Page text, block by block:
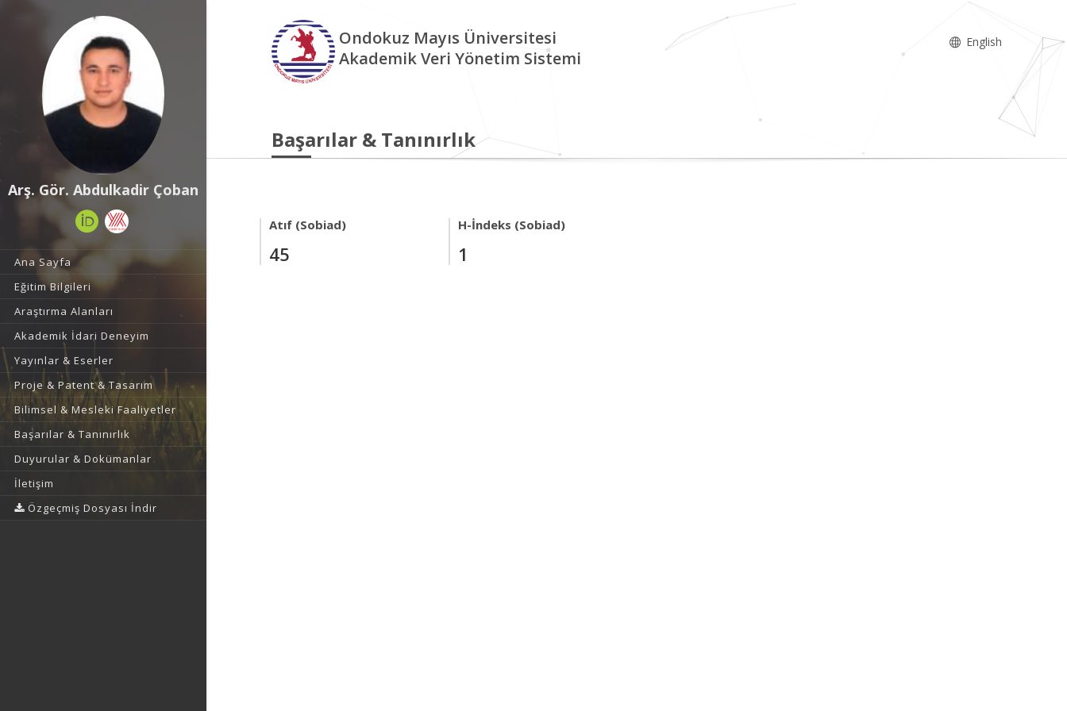
Arş. Gör. Abdulkadir Çoban
Ana Sayfa
Eğitim Bilgileri
Araştırma Alanları
Akademik İdari Deneyim
Yayınlar & Eserler
Proje & Patent & Tasarım
Bilimsel & Mesleki Faaliyetler
Başarılar & Tanınırlık
Duyurular & Dokümanlar
İletişim
Özgeçmiş Dosyası İndir
Ondokuz Mayıs Üniversitesi
Akademik Veri Yönetim Sistemi
English
Başarılar & Tanınırlık
Atıf (Sobiad)
45
H-İndeks (Sobiad)
1